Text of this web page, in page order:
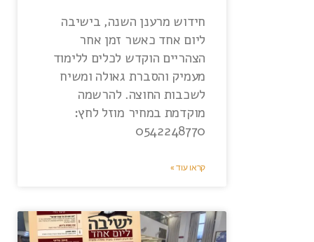
חידוש מרענן השנה, בישיבה
ליום אחד כאשר זמן אחר
הצהריים הוקדש לכלים ללימוד
מעמיק והסברת גאולה ומשיח
לשכבות החוצה. להרשמה
מוקדמת במחיר מוזל לחץ:
0542248770
קראו עוד »